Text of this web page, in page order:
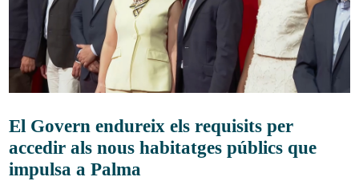
El Govern endureix els requisits per
accedir als nous habitatges públics que
impulsa a Palma